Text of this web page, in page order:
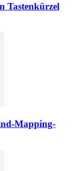
Tastenkürzel
Mapping-